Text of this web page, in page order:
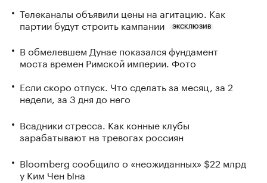
Телеканалы объявили цены на агитацию. Как
партии будут строить кампании
ЭКСКЛЮЗИВ
В обмелевшем Дунае показался фундамент
моста времен Римской империи. Фото
Если скоро отпуск. Что сделать за месяц, за 2
недели, за 3 дня до него
Всадники стресса. Как конные клубы
зарабатывают на тревогах россиян
Bloomberg сообщило о «неожиданных» $22 млрд
у Ким Чен Ына